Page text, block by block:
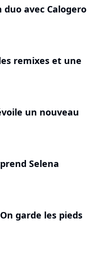
duo avec Calogero
remixes et une
un nouveau
Selena
garde les pieds